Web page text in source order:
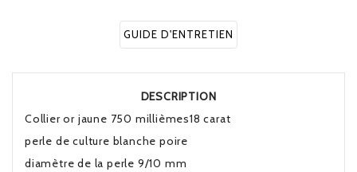
GUIDE D'ENTRETIEN
DESCRIPTION
Collier or jaune 750 millièmes18 carat
perle de culture blanche poire
diamètre de la perle 9/10 mm